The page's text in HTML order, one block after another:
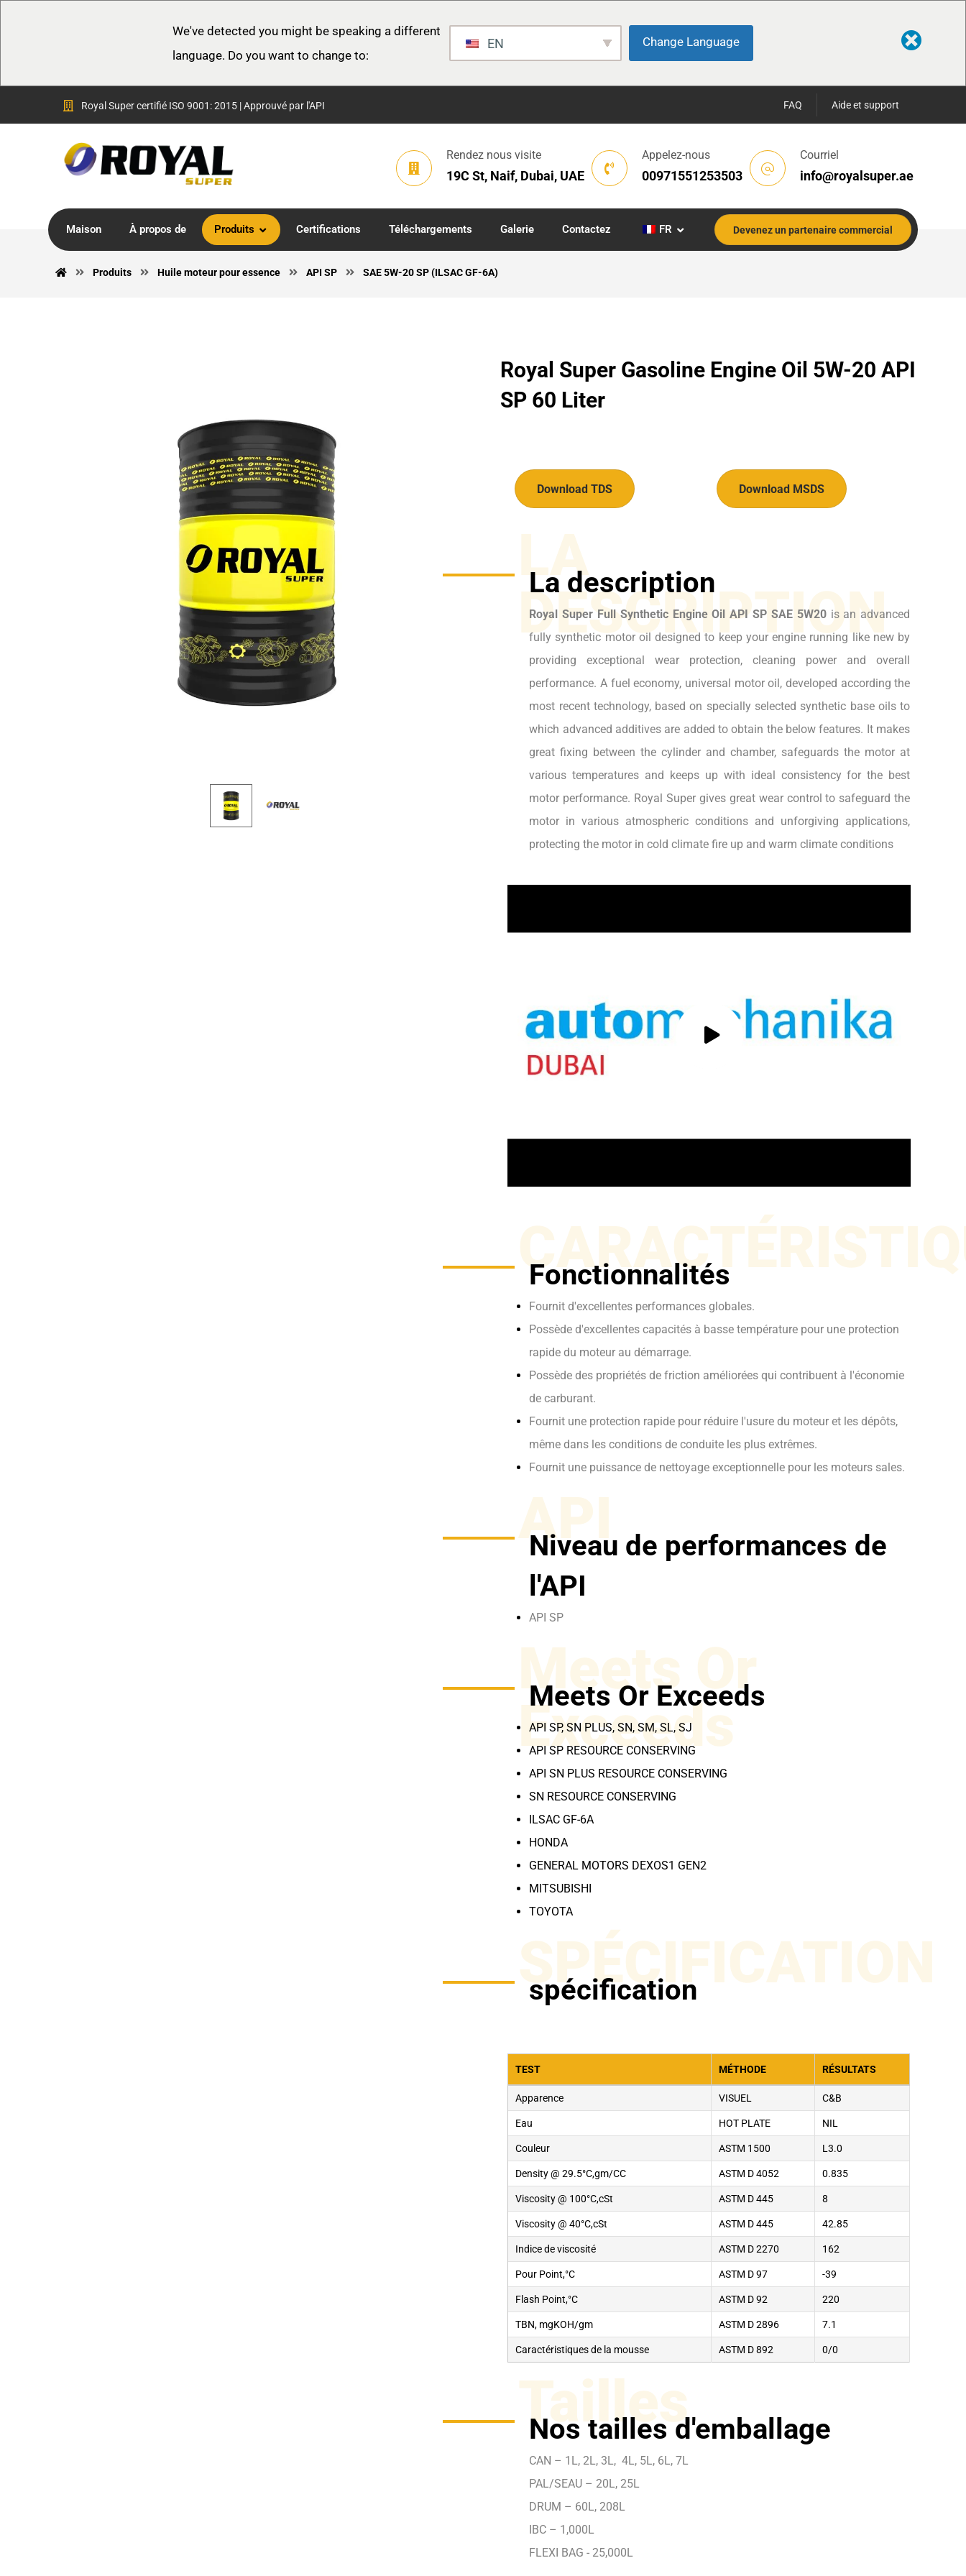
We've detected you might be speaking a different
language. Do you want to change to:
EN Change Language
Royal Super certifié ISO 9001: 2015 | Approuvé par l'API Aide et support
FAQ
Courriel
info@royalsuper.ae
Appelez-nous
00971551253503
Rendez nous visite
19C St, Naif, Dubai, UAE
Maison À propos de Produits Certifications Téléchargements Galerie Contactez FR Devenez un partenaire commercial
Produits Huile moteur pour essence API SP SAE 5W-20 SP (ILSAC GF-6A)
Royal Super Gasoline Engine Oil 5W-20 API
SP 60 Liter
Download TDS Download MSDS
LA
DESCRIPTION
La description
Royal Super Full Synthetic Engine Oil API SP SAE 5W20is an advanced
fully synthetic motor oil designed to keep your engine running like new by
providing exceptional wear protection, cleaning power and overall
performance. A fuel economy, universal motor oil, developed according the
most recent technology, based on specially selected synthetic base oils to
which advanced additives are added to obtain the below features. It makes
great fixing between the cylinder and chamber, safeguards the motor at
various temperatures and keeps up with ideal consistency for the best
motor performance. Royal Super gives great wear control to safeguard the
motor in various atmospheric conditions and unforgiving applications,
protecting the motor in cold climate fire up and warm climate conditions
Fonctionnalités
Fournit d'excellentes performances globales.
Possède d'excellentes capacités à basse température pour une protection
rapide du moteur au démarrage.
Possède des propriétés de friction améliorées qui contribuent à l'économie
de carburant.
Fournit une protection rapide pour réduire l'usure du moteur et les dépôts,
même dans les conditions de conduite les plus extrêmes.
Fournit une puissance de nettoyage exceptionnelle pour les moteurs sales.
API
Niveau de performances de
l'API
API SP
Meets Or
Exceeds
Meets Or Exceeds
API SP, SN PLUS, SN, SM, SL, SJ
API SP RESOURCE CONSERVING
API SN PLUS RESOURCE CONSERVING
SN RESOURCE CONSERVING
ILSAC GF-6A
HONDA
GENERAL MOTORS DEXOS1 GEN2
MITSUBISHI
TOYOTA
SPÉCIFICATION
spécification
TEST MÉTHODE RÉSULTATS
Apparence VISUEL C&B
Eau HOT PLATE NIL
Couleur ASTM 1500 L3.0
Density @ 29.5°C,gm/CC ASTM D 4052 0.835
Viscosity @ 100°C,cSt ASTM D 445 8
Viscosity @ 40°C,cSt ASTM D 445 42.85
Indice de viscosité ASTM D 2270 162
Pour Point,°C ASTM D 97 -39
Flash Point,°C ASTM D 92 220
TBN, mgKOH/gm ASTM D 2896 7.1
Caractéristiques de la mousse ASTM D 892 0/0
Tailles
Nos tailles d'emballage
CAN – 1L, 2L, 3L, 4L, 5L, 6L, 7L
PAL/SEAU – 20L, 25L
DRUM – 60L, 208L
IBC – 1,000L
FLEXI BAG - 25,000L